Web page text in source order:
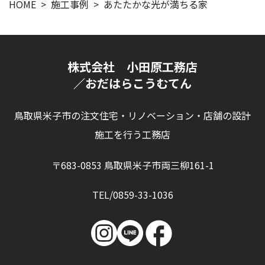
HOME 施工事例 あたたかな光が満ちる家
株式会社 小田原工務店
／おだはらこうむてん
鳥取県米子市の注文住宅・リノベーション・店舗の設計
施工を行う工務店
〒683-0853 鳥取県米子市両三柳161-1
TEL/0859-33-1036